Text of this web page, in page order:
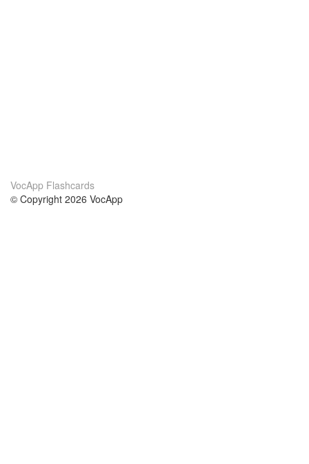
VocApp Flashcards
© Copyright 2026 VocApp